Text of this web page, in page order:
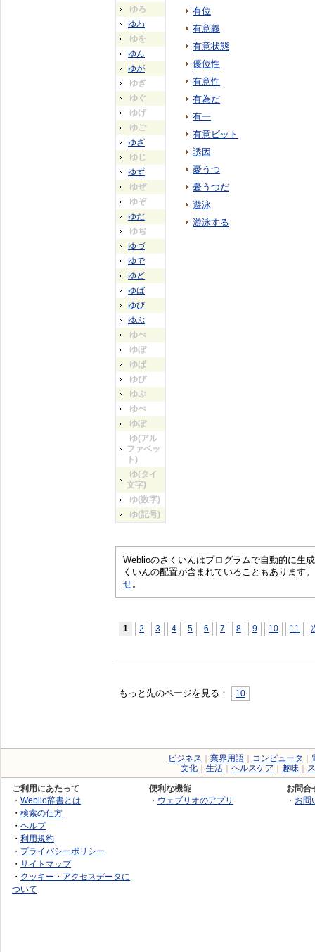
ゆろ
ゆわ
ゆを
ゆん
ゆが
ゆぎ
ゆぐ
ゆげ
ゆご
ゆざ
ゆじ
ゆず
ゆぜ
ゆぞ
ゆだ
ゆぢ
ゆづ
ゆで
ゆど
ゆば
ゆび
ゆぶ
ゆべ
ゆぼ
ゆぱ
ゆぴ
ゆぷ
ゆぺ
ゆぽ
ゆ(アル
ファベッ
ト)
ゆ(タイ
文字)
ゆ(数字)
ゆ(記号)
有位
有意義
有意状態
優位性
有意性
有為だ
有一
有意ビット
誘因
憂うつ
憂うつだ
遊泳
游泳する
Weblioのさくいんはプログラムで自動的に生
くいんの配置が含まれていることもあります
せ。
1 2 3 4 5 6 7 8 9 10 11
もっと先のページを見る： 10
ビジネス 業界用語 コンピュータ
文化
生活 ヘルスケア 趣味
ご利用にあたって
・ Weblio辞書とは
・ 検索の仕方
・ ヘルプ
・ 利用規約
・ プライバシーポリシー
・ サイトマップ
・ クッキー・アクセスデータに
ついて
便利な機能
・ ウェブリオのアプリ
お問合
・ お問